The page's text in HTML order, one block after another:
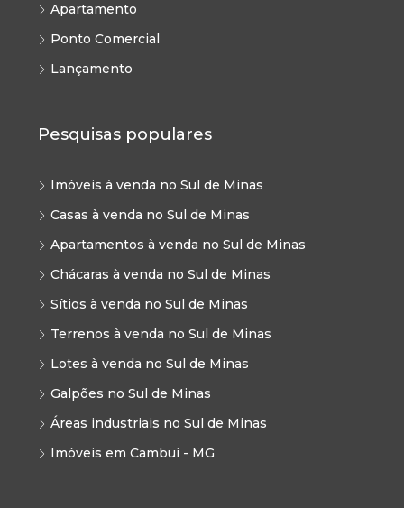
Apartamento
Ponto Comercial
Lançamento
Pesquisas populares
Imóveis à venda no Sul de Minas
Casas à venda no Sul de Minas
Apartamentos à venda no Sul de Minas
Chácaras à venda no Sul de Minas
Sítios à venda no Sul de Minas
Terrenos à venda no Sul de Minas
Lotes à venda no Sul de Minas
Galpões no Sul de Minas
Áreas industriais no Sul de Minas
Imóveis em Cambuí - MG